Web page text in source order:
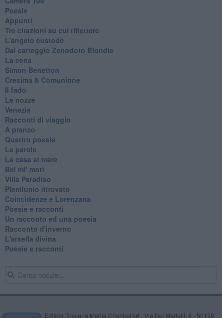
Poesie
Appunti
Tre citazioni su cui riflettere
L'angelo custode
Dal carteggio Zenodoto Blondie
La cena
Simon Benetton
Cresima & Comunione
Il fado
Le nozze
Venezia
Racconti di viaggio
A pranzo
Quattro poesie
Le parole
La casa al mare
Bel mi' morì
Villa Paradiso
Plenilunio ritrovato
Coincidenze e Lorenzana
Poesie e racconti
Un racconto ed una poesia
Racconto d'inverno
​L'arsella divina
Poesie e racconti
Editore Toscana Media Channel srl - Via Dei Martelli, 8 - 50129